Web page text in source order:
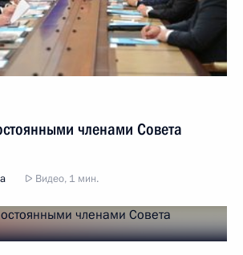
членами Совета
Видео, 1 мин.